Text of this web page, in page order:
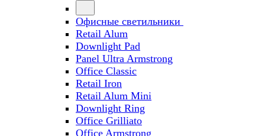
Офисные светильники
Retail Alum
Downlight Pad
Panel Ultra Armstrong
Office Classic
Retail Iron
Retail Alum Mini
Downlight Ring
Office Grilliato
Office Armstrong